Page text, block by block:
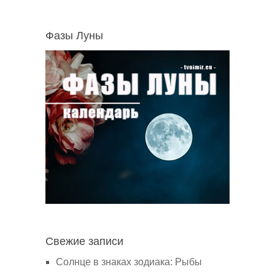
Фазы Луны
Свежие записи
Солнце в знаках зодиака: Рыбы